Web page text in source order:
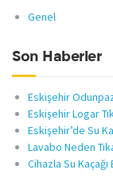
Genel
Son Haberler
Eskişehir
Eskişehir Logar
Eskişehir’de Su
Lavabo Neden
Cihazla Su Kaçağı